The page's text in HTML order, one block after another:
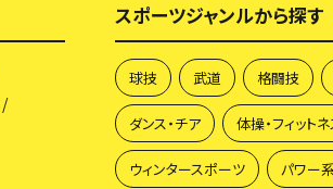
スポーツジャンルから探す
球技 武道 格闘技
ダンス・チア 体操・フィット
ウィンタースポーツ パワー